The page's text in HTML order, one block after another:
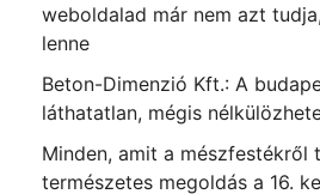
weboldalad már nem azt
lenne
Beton-Dimenzió Kft.: A
láthatatlan, mégis
Minden, amit a mészfestékről
természetes megoldás a 16.